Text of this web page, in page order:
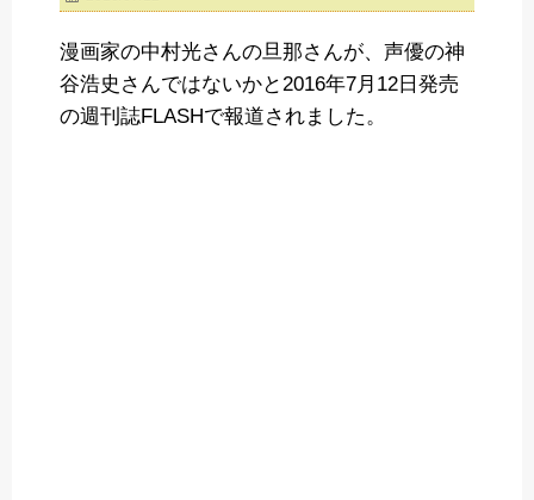
漫画家の中村光さんの旦那さんが、声優の神
谷浩史さんではないかと2016年7月12日発売
の週刊誌FLASHで報道されました。